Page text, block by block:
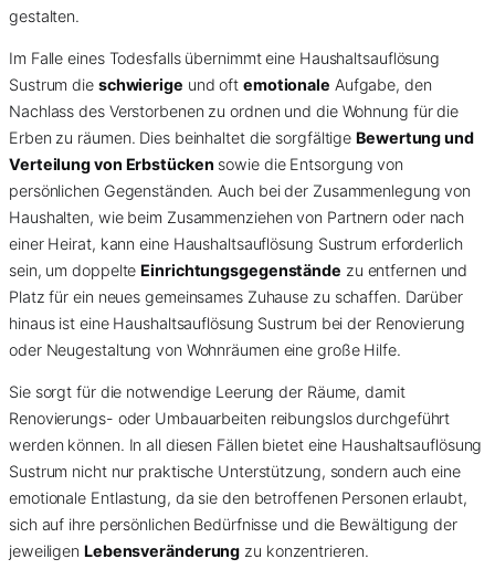
gestalten.
Im Falle eines Todesfalls übernimmt eine Haushaltsauflösung
Sustrum die schwierige und oft emotionale Aufgabe, den
Nachlass des Verstorbenen zu ordnen und die Wohnung für die
Erben zu räumen. Dies beinhaltet die sorgfältigeBewertung und
Verteilung von Erbstücken sowie die Entsorgung von
persönlichen Gegenständen. Auch bei der Zusammenlegung von
Haushalten, wie beim Zusammenziehen von Partnern oder nach
einer Heirat, kann eine Haushaltsauflösung Sustrum erforderlich
sein, um doppelteEinrichtungsgegenstände zu entfernen und
Platz für ein neues gemeinsames Zuhause zu schaffen. Darüber
hinaus ist eine Haushaltsauflösung Sustrum bei der Renovierung
oder Neugestaltung von Wohnräumen eine große Hilfe.
Sie sorgt für die notwendige Leerung der Räume, damit
Renovierungs- oder Umbauarbeiten reibungslos durchgeführt
werden können. In all diesen Fällen bietet eine Haushaltsauflösung
Sustrum nicht nur praktische Unterstützung, sondern auch eine
emotionale Entlastung, da sie den betroffenen Personen erlaubt,
sich auf ihre persönlichen Bedürfnisse und die Bewältigung der
jeweiligen Lebensveränderung zu konzentrieren.